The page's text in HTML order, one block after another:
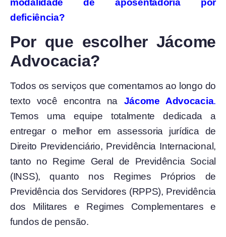
deficiência?
Por que escolher Jácome
Advocacia?
Todos os serviços que comentamos ao longo do
texto você encontra na Jácome Advocacia.
Temos uma equipe totalmente dedicada a
entregar o melhor em assessoria jurídica de
Direito Previdenciário, Previdência Internacional,
tanto no Regime Geral de Previdência Social
(INSS), quanto nos Regimes Próprios de
Previdência dos Servidores (RPPS), Previdência
dos Militares e Regimes Complementares e
fundos de pensão.